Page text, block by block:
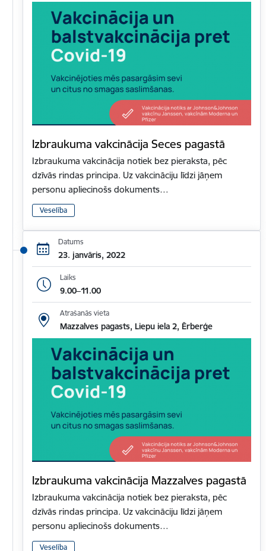
Izbraukuma vakcinācija Seces pagastā
Izbraukuma vakcinācija notiek bez pieraksta, pēc
dzīvās rindas principa. Uz vakcināciju līdzi jāņem
personu apliecinošs dokuments…
Veselība
Datums
23. janvāris, 2022
Laiks
9.00–11.00
Atrašanās vieta
Mazzalves pagasts, Liepu iela 2, Ērberģe
Izbraukuma vakcinācija Mazzalves pagastā
Izbraukuma vakcinācija notiek bez pieraksta, pēc
dzīvās rindas principa. Uz vakcināciju līdzi jāņem
personu apliecinošs dokuments…
Veselība